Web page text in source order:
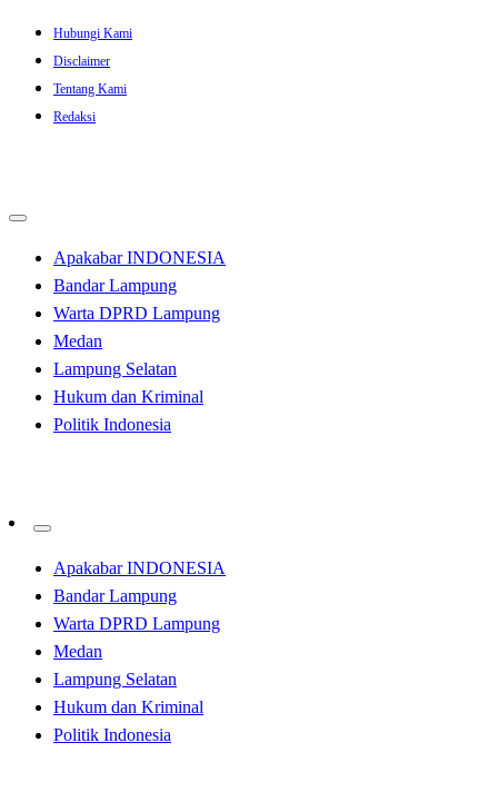
Skip
content
Hubungi Kami
Disclaimer
Tentang Kami
Redaksi
Apakabar INDONESIA
Bandar Lampung
Warta DPRD Lampung
Medan
Lampung Selatan
Hukum dan Kriminal
Politik Indonesia
Apakabar INDONESIA
Bandar Lampung
Warta DPRD Lampung
Medan
Lampung Selatan
Hukum dan Kriminal
Politik Indonesia